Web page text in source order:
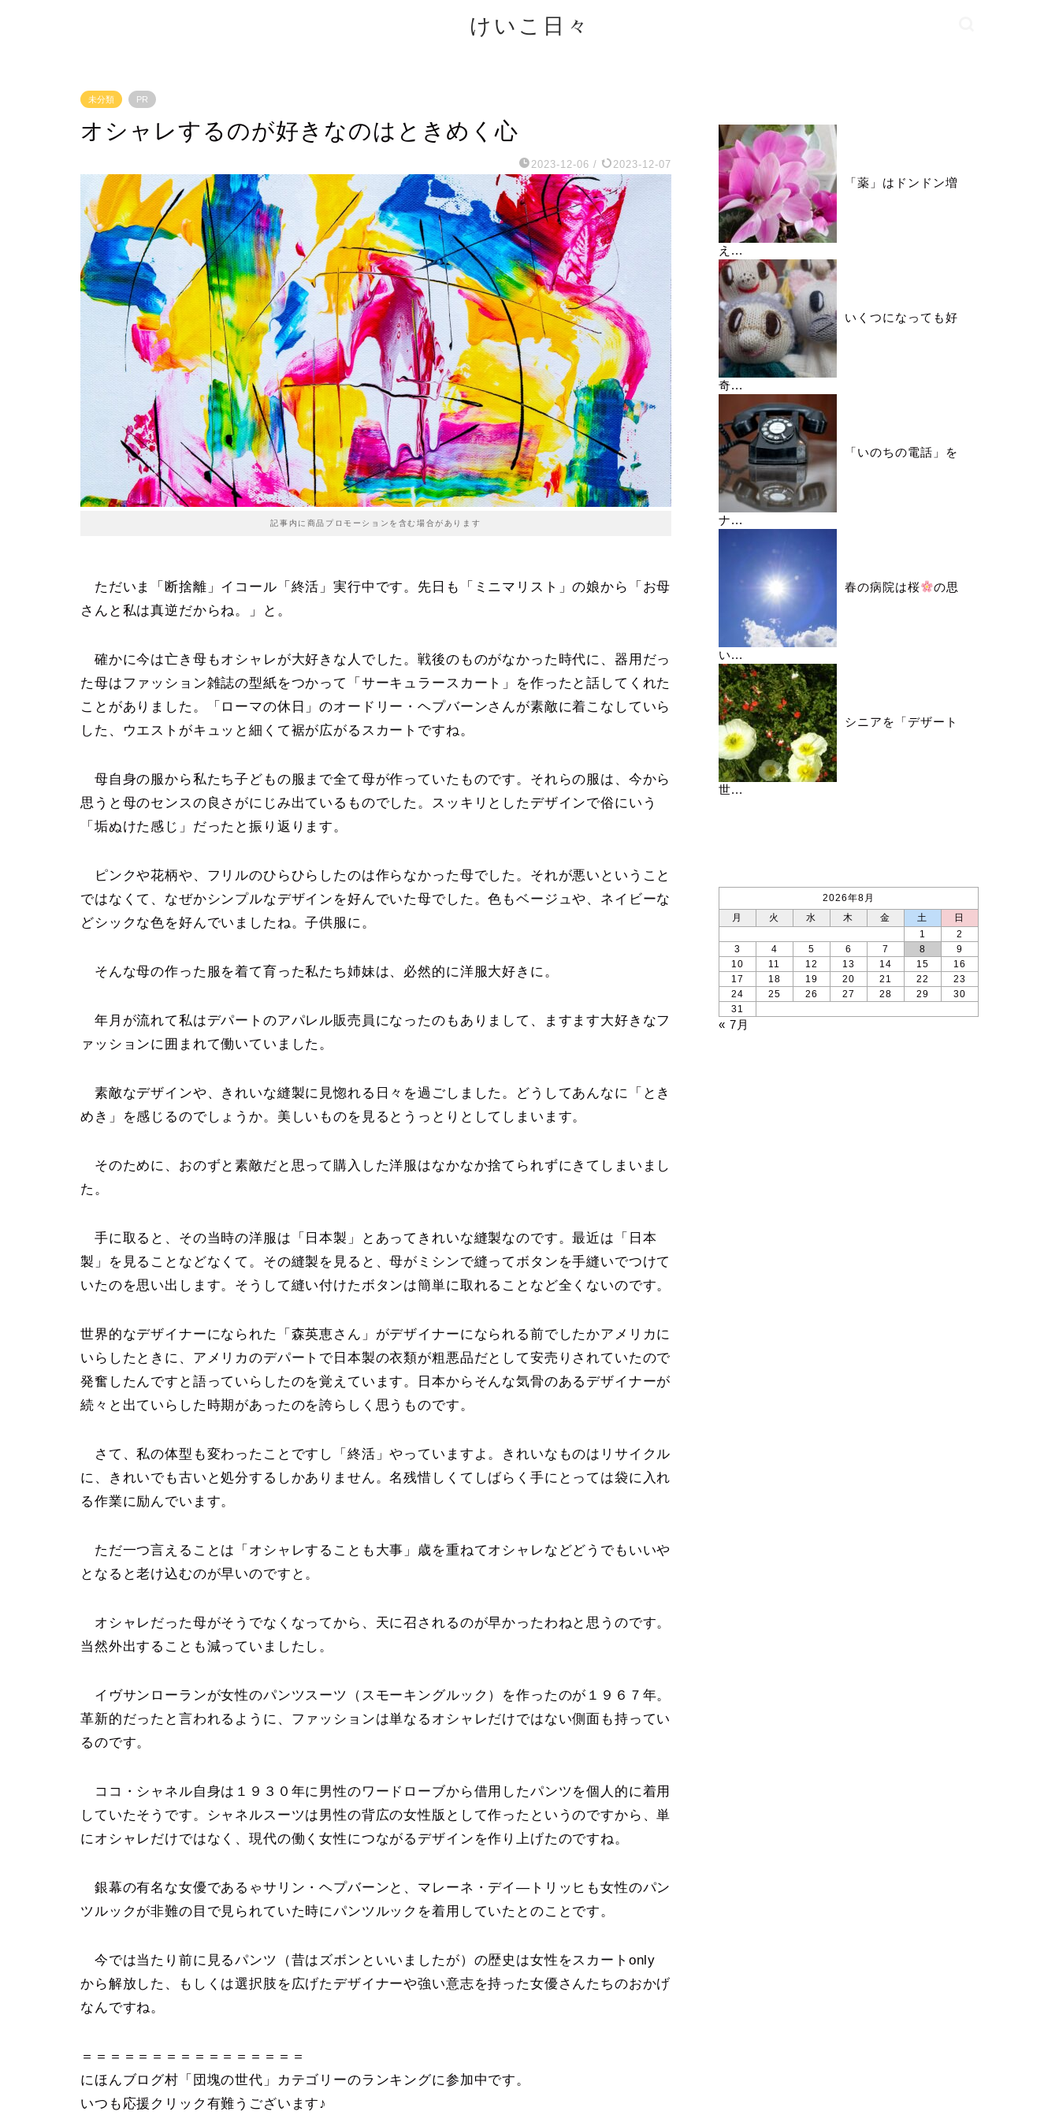
けいこ日々
未分類 PR
オシャレするのが好きなのはときめく心
2023-12-06 / 2023-12-07
記事内に商品プロモーションを含む場合があります
ただいま「断捨離」イコール「終活」実行中です。先日も「ミニマリスト」の娘から「お母
さんと私は真逆だからね。」と。
確かに今は亡き母もオシャレが大好きな人でした。戦後のものがなかった時代に、器用だっ
た母はファッション雑誌の型紙をつかって「サーキュラースカート」を作ったと話してくれた
ことがありました。「ローマの休日」のオードリー・ヘプバーンさんが素敵に着こなしていら
した、ウエストがキュッと細くて裾が広がるスカートですね。
母自身の服から私たち子どもの服まで全て母が作っていたものです。それらの服は、今から
思うと母のセンスの良さがにじみ出ているものでした。スッキリとしたデザインで俗にいう
「垢ぬけた感じ」だったと振り返ります。
ピンクや花柄や、フリルのひらひらしたのは作らなかった母でした。それが悪いということ
ではなくて、なぜかシンプルなデザインを好んでいた母でした。色もベージュや、ネイビーな
どシックな色を好んでいましたね。子供服に。
そんな母の作った服を着て育った私たち姉妹は、必然的に洋服大好きに。
年月が流れて私はデパートのアパレル販売員になったのもありまして、ますます大好きなフ
ァッションに囲まれて働いていました。
素敵なデザインや、きれいな縫製に見惚れる日々を過ごしました。どうしてあんなに「とき
めき」を感じるのでしょうか。美しいものを見るとうっとりとしてしまいます。
そのために、おのずと素敵だと思って購入した洋服はなかなか捨てられずにきてしまいまし
た。
手に取ると、その当時の洋服は「日本製」とあってきれいな縫製なのです。最近は「日本
製」を見ることなどなくて。その縫製を見ると、母がミシンで縫ってボタンを手縫いでつけて
いたのを思い出します。そうして縫い付けたボタンは簡単に取れることなど全くないのです。
世界的なデザイナーになられた「森英恵さん」がデザイナーになられる前でしたかアメリカに
いらしたときに、アメリカのデパートで日本製の衣類が粗悪品だとして安売りされていたので
発奮したんですと語っていらしたのを覚えています。日本からそんな気骨のあるデザイナーが
続々と出ていらした時期があったのを誇らしく思うものです。
さて、私の体型も変わったことですし「終活」やっていますよ。きれいなものはリサイクル
に、きれいでも古いと処分するしかありません。名残惜しくてしばらく手にとっては袋に入れ
る作業に励んでいます。
ただ一つ言えることは「オシャレすることも大事」歳を重ねてオシャレなどどうでもいいや
となると老け込むのが早いのですと。
オシャレだった母がそうでなくなってから、天に召されるのが早かったわねと思うのです。
当然外出することも減っていましたし。
イヴサンローランが女性のパンツスーツ（スモーキングルック）を作ったのが１９６７年。
革新的だったと言われるように、ファッションは単なるオシャレだけではない側面も持ってい
るのです。
ココ・シャネル自身は１９３０年に男性のワードローブから借用したパンツを個人的に着用
していたそうです。シャネルスーツは男性の背広の女性版として作ったというのですから、単
にオシャレだけではなく、現代の働く女性につながるデザインを作り上げたのですね。
銀幕の有名な女優であるゃサリン・ヘプバーンと、マレーネ・デイ―トリッヒも女性のパン
ツルックが非難の目で見られていた時にパンツルックを着用していたとのことです。
今では当たり前に見るパンツ（昔はズボンといいましたが）の歴史は女性をスカートonly
から解放した、もしくは選択肢を広げたデザイナーや強い意志を持った女優さんたちのおかげ
なんですね。
＝＝＝＝＝＝＝＝＝＝＝＝＝＝＝＝
にほんブログ村「団塊の世代」カテゴリーのランキングに参加中です。
いつも応援クリック有難うございます♪
「薬」はドンドン増
え...
いくつになっても好
奇...
「いのちの電話」を
ナ...
春の病院は桜 の思
い...
シニアを「デザート
世...
2026年8月
月
火 水 木 金 土
日
1
2
3
4 5 6 7 8
9
10
11 12 13 14 15
16
17
18 19 20 21 22
23
24
25 26 27 28 29
30
31
« 7月